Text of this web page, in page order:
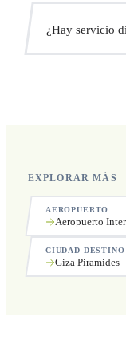
recogida.
¿Hay servicio
EXPLORAR MÁS
AEROPUERTO
Aeropuerto
CIUDAD DESTINO
Giza Piramides